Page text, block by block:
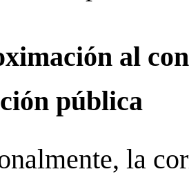
al
pública
la